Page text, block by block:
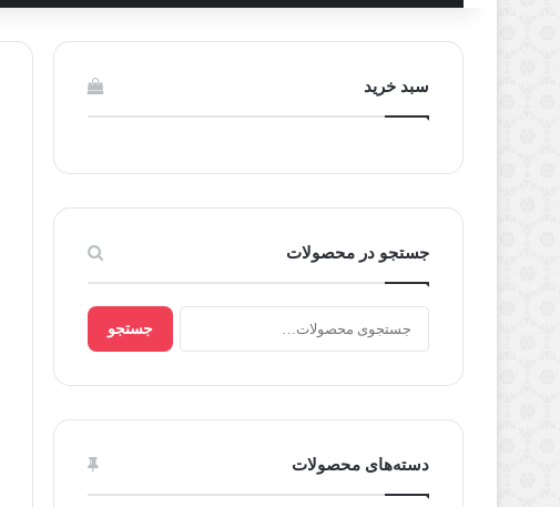
سبد خرید
جستجو در محصولات
برای:
جستجو
دسته‌های محصولات